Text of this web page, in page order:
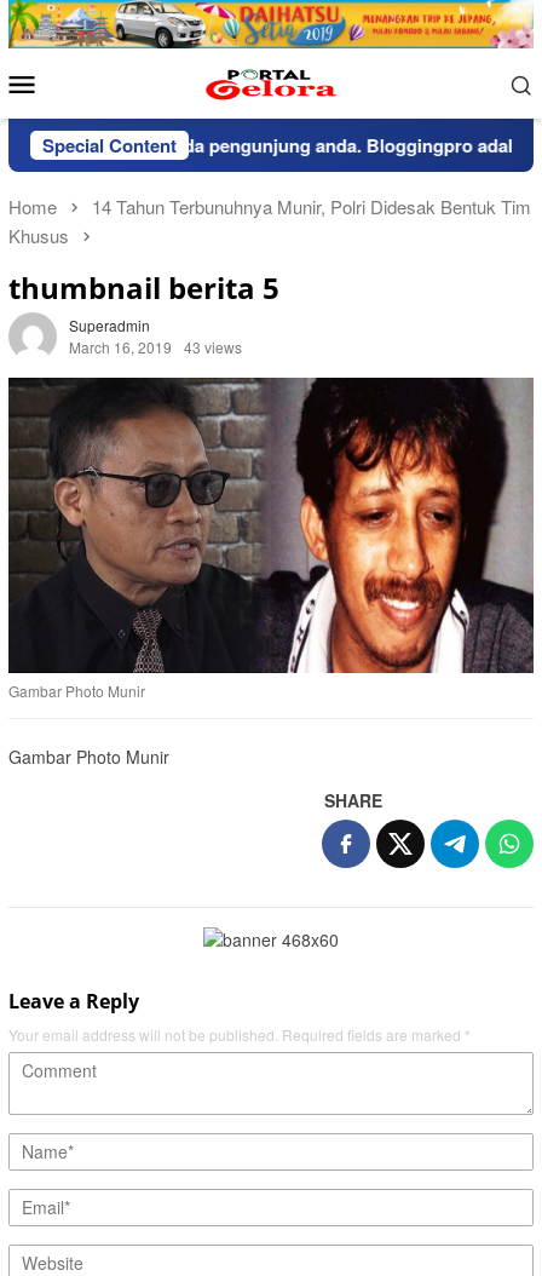
Skip
to
Menu
Special Contentkepada pengunjung anda. Bloggingpro adalah
Home
14 Tahun Terbunuhnya Munir, Polri Didesak Bentuk Tim
Khusus
thumbnail berita 5
Superadmin
March 16, 2019
43 views
Gambar Photo Munir
Gambar Photo Munir
SHARE
Leave a Reply
Your email address will not be published. Required fields are marked *